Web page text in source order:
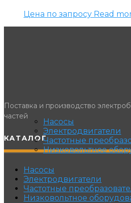
Насосы
Электродвигатели
Частотные
Низковольтное
Цена по запросу Read
Поставка и производство
частей
КАТАЛОГ
Насосы
Электродвигатели
Частотные
Низковольтное